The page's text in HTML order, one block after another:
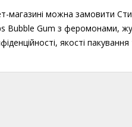
магазині можна замовити
Bubble Gum з феромонами,
якості